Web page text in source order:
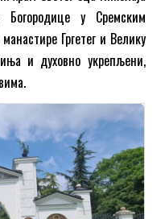
у Сремским
Гргетег и Велику
и духовно укрепљени,